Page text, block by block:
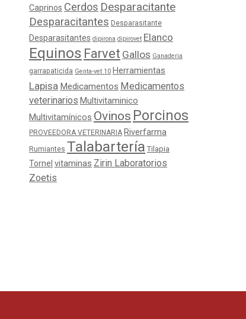
Caprinos Cerdos Desparacitante
Desparacitantes Desparasitante
Desparasitantes dipirona dipirovet Elanco
Equinos Farvet Gallos Ganaderia
garrapaticida Genta-vet 10 Herramientas
Lapisa Medicamentos Medicamentos
veterinarios Multivitaminico
Multivitamínicos Ovinos Porcinos
PROVEEDORA VETERINARIA Riverfarma
Rumiantes Talabartería Tilapia
Tornel vitaminas Zirin Laboratorios
Zoetis